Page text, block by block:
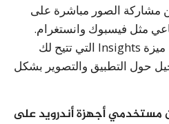
مشاركة الصور مباشرة على
مثل فيسبوك وانستغرام.
يدعم محرر الصور هذا ميزة Insights التي تتيح لك
حول التطبيق والتصوير بشكل
مستخدمي أجهزة أندرويد على